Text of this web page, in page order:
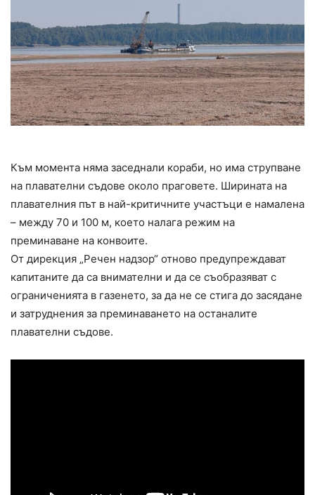
Към момента няма заседнали кораби, но има струпване
на плавателни съдове около праговете. Ширината на
плавателния път в най-критичните участъци е намалена
– между 70 и 100 м, което налага режим на
преминаване на конвоите.
От дирекция „Речен надзор“ отново предупреждават
капитаните да са внимателни и да се съобразяват с
ограниченията в газенето, за да не се стига до засядане
и затруднения за преминаването на останалите
плавателни съдове.